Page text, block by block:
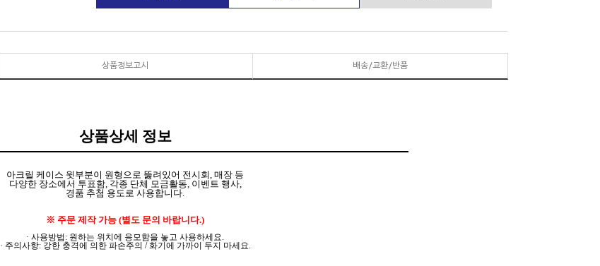
상품정보고시 배송/교환/반품
상품상세 정보
아크릴 케이스 윗부분이 원형으로 뚫려있어 전시회, 매장 등
다양한 장소에서 투표함, 각종 단체 모금활동, 이벤트 행사,
경품 추첨 용도로 사용합니다.
※ 주문 제작 가능 (별도 문의 바랍니다.)
· 사용방법: 원하는 위치에 응모함을 놓고 사용하세요.
· 주의사항: 강한 충격에 의한 파손주의 / 화기에 가까이 두지 마세요.